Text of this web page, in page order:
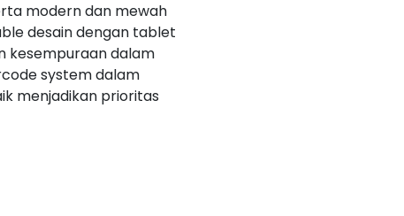
modern dan mewah
desain dengan tablet
kesempuraan dalam
system dalam
menjadikan prioritas